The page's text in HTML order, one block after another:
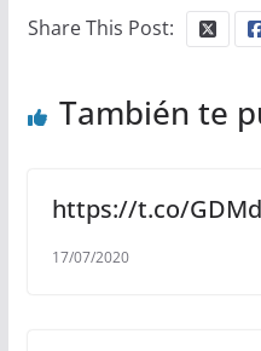
Share This Post:
También te
https://t.co/
17/07/2020